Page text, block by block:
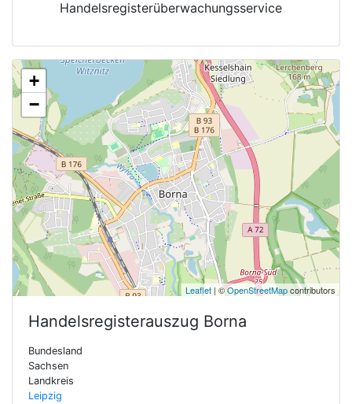
Handelsregisterüberwachungsservice
+
−
Leaflet | ©OpenStreetMapcontributors
Handelsregisterauszug Borna
Bundesland
Sachsen
Landkreis
Leipzig